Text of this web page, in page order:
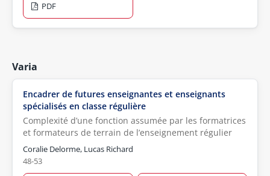
PDF
Varia
Encadrer de futures enseignantes et enseignants
spécialisés en classe régulière
Complexité d’une fonction assumée par les formatrices
et formateurs de terrain de l’enseignement régulier
Coralie Delorme, Lucas Richard
48-53